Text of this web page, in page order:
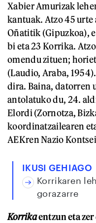
Xabier Amurizak
kantuak. Atzo 45
Oñatitik (Gipuzkoa),
bi eta 23 Korrika.
omendu zituen;
(Laudio, Araba,
dira. Baina, datorren
antolatuko du, 24.
Elordi (Zornotza,
koordinatzailearen
AEKren Nazio
IKUSI GEHIAGO
Korrikaren
gorazarre
Korrikaentzun eta